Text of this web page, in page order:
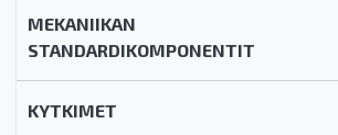
MEKANIIKAN
STANDARDIKOMPONENTIT
KYTKIMET